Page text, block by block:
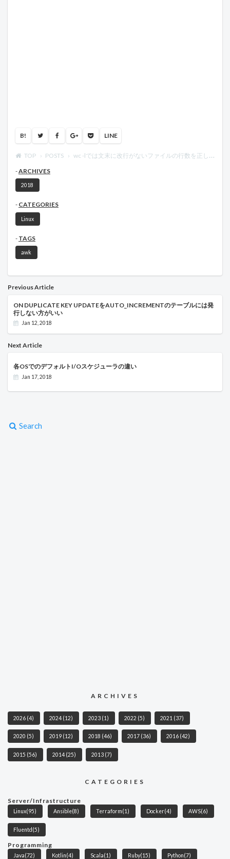
B! LINE
TOP POSTS
wc -lでは文末に改行がないファイルの行数を正しく数えられない
ARCHIVES
2018
CATEGORIES
Linux
TAGS
awk
Previous Article
ON DUPLICATE KEY UPDATEをAUTO_INCREMENTのテーブルには発
行しない方がいい
Jan 12, 2018
Next Article
各OSでのデフォルトI/Oスケジューラの違い
Jan 17, 2018
Search
ARCHIVES
2026 (4) 2024 (12) 2023 (1) 2022 (5) 2021 (37)
2020 (5) 2019 (12) 2018 (46) 2017 (36) 2016 (42)
2015 (56) 2014 (25) 2013 (7)
CATEGORIES
Server/Infrastructure
Linux(95) Ansible(8) Terraform(1) Docker(4) AWS(6)
Fluentd (5)
Programming
Java(72) Kotlin(4) Scala(1) Ruby(15) Python(7)